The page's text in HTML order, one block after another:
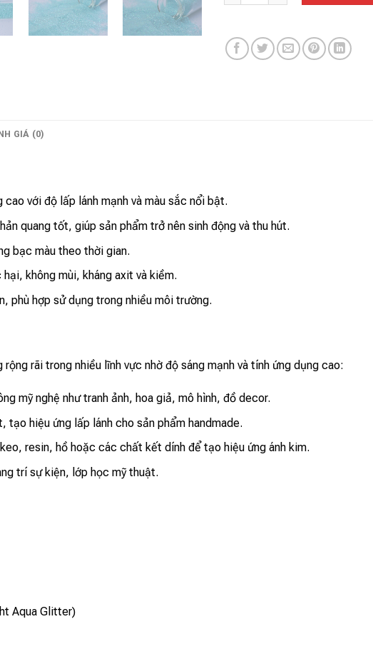
GIÁ (0)
với độ lấp lánh mạnh và màu sắc nổi bật.
quang tốt, giúp sản phẩm trở nên sinh động và thu hút.
bạc màu theo thời gian.
không mùi, kháng axit và kiềm.
phù hợp sử dụng trong nhiều môi trường.
rãi trong nhiều lĩnh vực nhờ độ sáng mạnh và tính ứng dụng cao:
mỹ nghệ như tranh ảnh, hoa giả, mô hình, đồ decor.
tạo hiệu ứng lấp lánh cho sản phẩm handmade.
resin, hồ hoặc các chất kết dính để tạo hiệu ứng ánh kim.
trí sự kiện, lớp học mỹ thuật.
Aqua Glitter)